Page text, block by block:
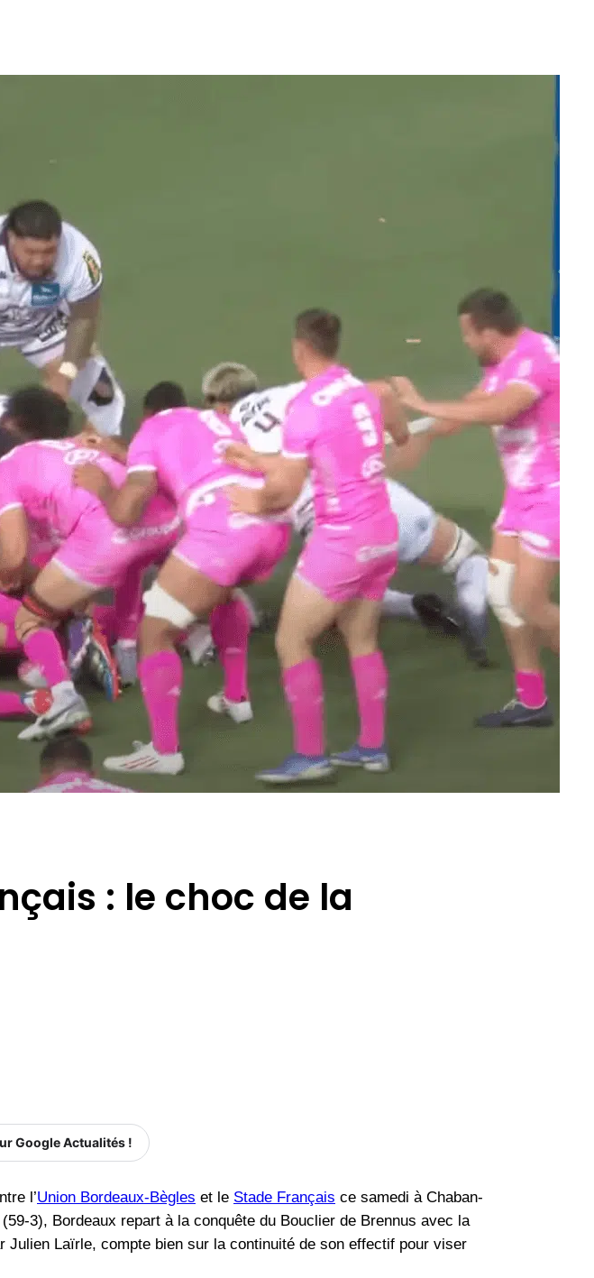
: le choc de la
Google Actualités !
l’Union Bordeaux-Bègles et le Stade Français ce samedi à Chaban-
(59-3), Bordeaux repart à la conquête du Bouclier de Brennus avec la
Laïrle, compte bien sur la continuité de son effectif pour viser